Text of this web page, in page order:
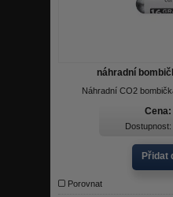
náhradní
Náhradní CO2
Cena:
Dostupnost:
Přidat
Porovnat